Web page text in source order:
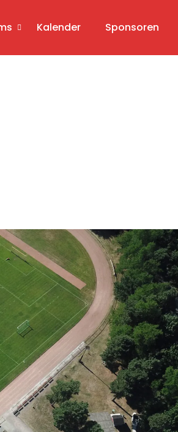
Kalender Sponsoren